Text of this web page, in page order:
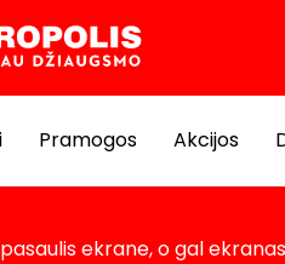
Pramogos Akcijos
ekrane, o gal